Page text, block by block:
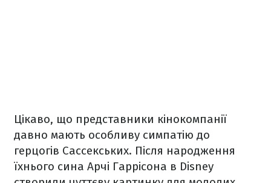
Цікаво, що представники кінокомпанії
давно мають особливу симпатію до
герцогів Сассекських. Після народження
їхнього сина Арчі Гаррісона в Disney